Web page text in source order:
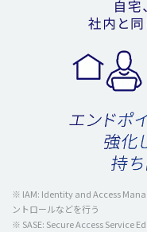
※ IAM: Identity and Access
ントロールなどを行う
※ SASE: Secure Access Service